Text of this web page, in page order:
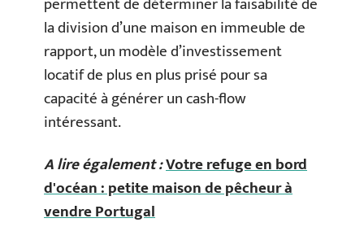
la division d’une maison en immeuble de
rapport, un modèle d’investissement
locatif de plus en plus prisé pour sa
capacité à générer un cash-flow
intéressant.
A lire également :Votre refuge en bord
d'océan : petite maison de pêcheur à
vendre Portugal